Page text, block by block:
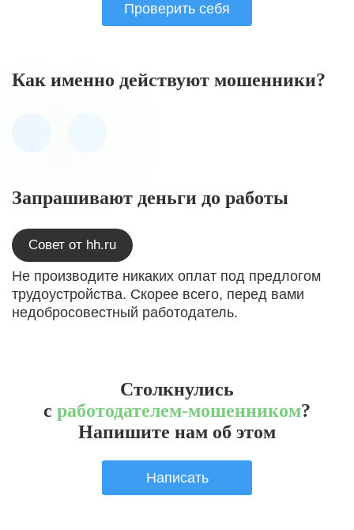
Проверить себя
Как именно действуют мошенники?
Запрашивают деньги до работы
Совет от hh.ru
Не производите никаких оплат под предлогом
трудоустройства. Скорее всего, перед вами
недобросовестный работодатель.
Столкнулись
с работодателем-мошенником?
Напишите нам об этом
Написать